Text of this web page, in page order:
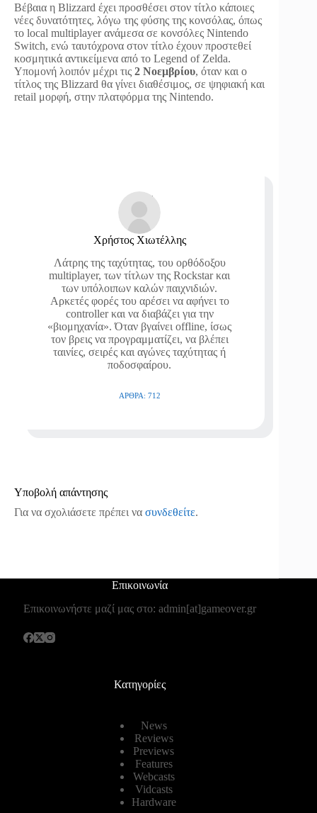
Βέβαια η Blizzard έχει προσθέσει στον τίτλο κάποιες
νέες δυνατότητες, λόγω της φύσης της κονσόλας, όπως
το local multiplayer ανάμεσα σε κονσόλες Nintendo
Switch, ενώ ταυτόχρονα στον τίτλο έχουν προστεθεί
κοσμητικά αντικείμενα από το Legend of Zelda.
Υπομονή λοιπόν μέχρι τις 2 Νοεμβρίου, όταν και ο
τίτλος της Blizzard θα γίνει διαθέσιμος, σε ψηφιακή και
retail μορφή, στην πλατφόρμα της Nintendo.
Χρήστος Χιωτέλλης
Λάτρης της ταχύτητας, του ορθόδοξου
multiplayer, των τίτλων της Rockstar και
των υπόλοιπων καλών παιχνιδιών.
Αρκετές φορές του αρέσει να αφήνει το
controller και να διαβάζει για την
«βιομηχανία». Όταν βγαίνει offline, ίσως
τον βρεις να προγραμματίζει, να βλέπει
ταινίες, σειρές και αγώνες ταχύτητας ή
ποδοσφαίρου.
ΆΡΘΡΑ: 712
Υποβολή απάντησης
Για να σχολιάσετε πρέπει να συνδεθείτε.
Επικοινωνία
Επικοινωνήστε μαζί μας στο: admin[at]gameover.gr
Κατηγορίες
News
Reviews
Previews
Features
Webcasts
Vidcasts
Hardware